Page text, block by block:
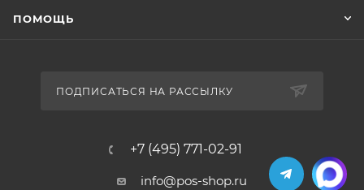
ПОМОЩЬ
ПОДПИСАТЬСЯ НА РАССЫЛКУ
+7 (495) 771-02-91
info@pos-shop.ru